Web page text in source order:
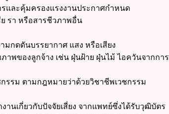
ละคุ้มครองแรงงานประกาศกำหนด
รา หรือสารชีวภาพอื่น
ดดันบรรยากาศ แสง หรือเสียง
ของลูกจ้าง เช่น ฝุ่นฝ้าย ฝุ่นไม้ ไอควันจากการ
รรม ตามกฎหมายว่าด้วยวิชาชีพเวชกรรม
านเกี่ยวกับปัจจัยเสี่ยง จากแพทย์ซึ่งได้รับวุฒิบัตร